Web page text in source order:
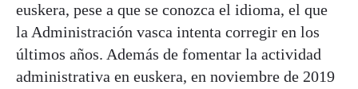
euskera, pese a que se conozca el idioma, el que
la Administración vasca intenta corregir en los
últimos años. Además de fomentar la actividad
administrativa en euskera, en noviembre de 2019